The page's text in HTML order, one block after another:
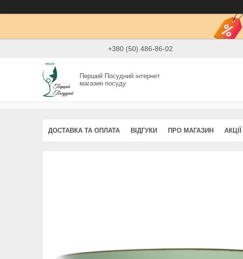
+380 (50) 486-86-02
Перший Посудний інтернет
магазин посуду
ДОСТАВКА ТА ОПЛАТА ВІДГУКИ ПРО МАГАЗИН АКЦІЇ